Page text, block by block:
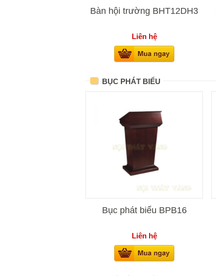
Bàn hội trường BHT12DH3
Liên hệ
BỤC PHÁT BIỂU
Bục phát biểu BPB16
Liên hệ